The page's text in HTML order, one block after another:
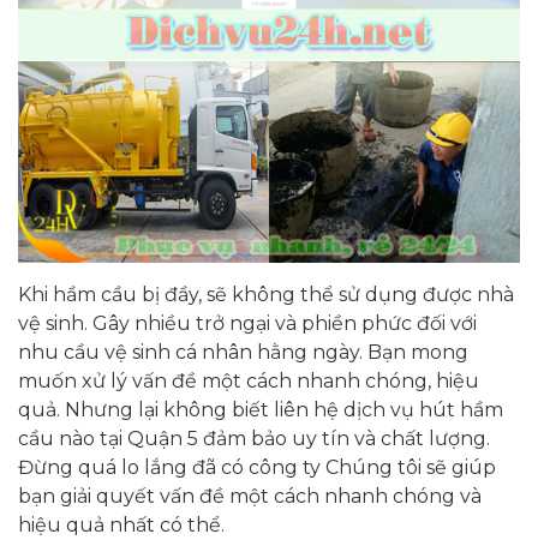
Khi hầm cầu bị đầy, sẽ không thể sử dụng được nhà
vệ sinh. Gây nhiều trở ngại và phiền phức đối với
nhu cầu vệ sinh cá nhân hằng ngày. Bạn mong
muốn xử lý vấn đề một cách nhanh chóng, hiệu
quả. Nhưng lại không biết liên hệ dịch vụ hút hầm
cầu nào tại Quận 5 đảm bảo uy tín và chất lượng.
Đừng quá lo lắng đã có công ty Chúng tôi sẽ giúp
bạn giải quyết vấn đề một cách nhanh chóng và
hiệu quả nhất có thể.